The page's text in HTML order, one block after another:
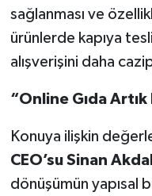
sağlanması ve
ürünlerde kapıya
alışverişini daha
“Online Gıda Artık
Konuya ilişkin
CEO’su Sinan Akdal
dönüşümün yapısal